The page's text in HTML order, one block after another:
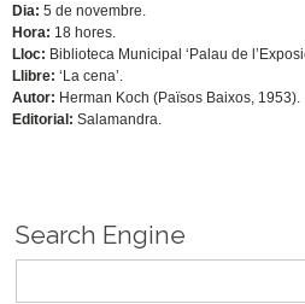
Dia: 5 de novembre.
Hora: 18 hores.
Lloc: Biblioteca Municipal ‘Palau de
Llibre: ‘La cena’.
Autor: Herman Koch (Països Baixos, 1953).
Editorial: Salamandra.
Search Engine